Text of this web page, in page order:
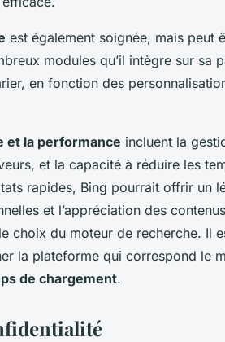
est également soignée, mais peut
modules qu’il intègre sur sa
en fonction des
et la performance incluent la
et la capacité à réduire les
rapides, Bing pourrait offrir un
et l’appréciation des
choix du moteur de recherche. Il
la plateforme qui correspond le
de chargement.